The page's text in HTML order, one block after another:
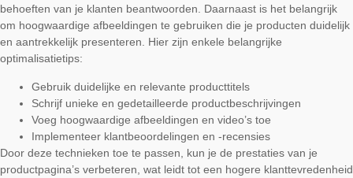
behoeften van je klanten beantwoorden. Daarnaast is het belangrijk
om hoogwaardige afbeeldingen te gebruiken die je producten duidelijk
en aantrekkelijk presenteren. Hier zijn enkele belangrijke
optimalisatietips:
Gebruik duidelijke en relevante producttitels
Schrijf unieke en gedetailleerde productbeschrijvingen
Voeg hoogwaardige afbeeldingen en video’s toe
Implementeer klantbeoordelingen en -recensies
Door deze technieken toe te passen, kun je de prestaties van je
productpagina’s verbeteren, wat leidt tot een hogere klanttevredenheid